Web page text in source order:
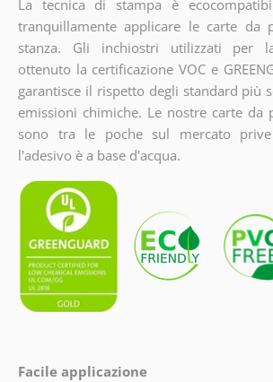
La tecnica di stampa è
tranquillamente applicare le carte da
stanza. Gli inchiostri utilizzati per
ottenuto la certificazione VOC e
garantisce il rispetto degli standard più
emissioni chimiche. Le nostre carte da
sono tra le poche sul mercato
l'adesivo è a base d'acqua.
Facile applicazione